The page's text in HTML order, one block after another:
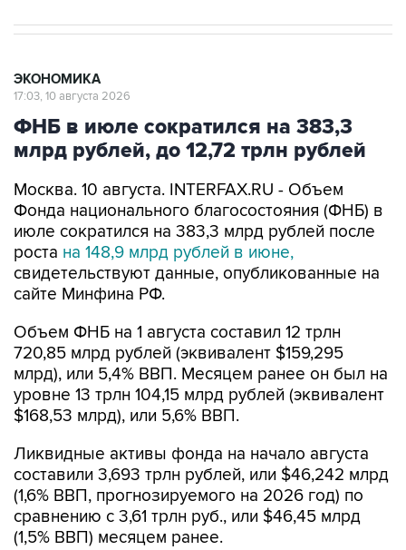
ЭКОНОМИКА
17:03, 10 августа 2026
ФНБ в июле сократился на 383,3
млрд рублей, до 12,72 трлн рублей
Москва. 10 августа. INTERFAX.RU - Объем
Фонда национального благосостояния (ФНБ) в
июле сократился на 383,3 млрд рублей после
роста на 148,9 млрд рублей в июне,
свидетельствуют данные, опубликованные на
сайте Минфина РФ.
Объем ФНБ на 1 августа составил 12 трлн
720,85 млрд рублей (эквивалент $159,295
млрд), или 5,4% ВВП. Месяцем ранее он был на
уровне 13 трлн 104,15 млрд рублей (эквивалент
$168,53 млрд), или 5,6% ВВП.
Ликвидные активы фонда на начало августа
составили 3,693 трлн рублей, или $46,242 млрд
(1,6% ВВП, прогнозируемого на 2026 год) по
сравнению с 3,61 трлн руб., или $46,45 млрд
(1,5% ВВП) месяцем ранее.